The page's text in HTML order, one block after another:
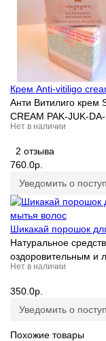
Крем Anti-vitiligo
Анти Витилиго крем
CREAM PAK-JUK-
Нет в наличии
2 отзыва
760.0р.
Уведомить о
Шикакай порошок
Натуральное
оздоровительным и
Нет в наличии
350.0р.
Уведомить о
Похожие товары